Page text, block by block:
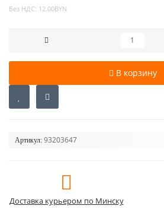
Без НДС: 12.00BYN
В корзину
Артикул: 93203647
Доставка курьером по Минску